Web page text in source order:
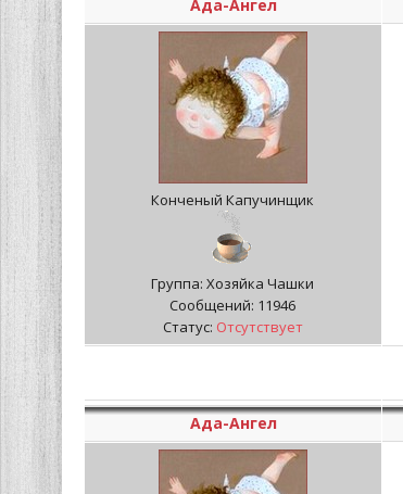
Ада-Ангел
Конченый Капучинщик
Группа: Хозяйка Чашки
Сообщений: 11946
Статус: Отсутствует
Ада-Ангел